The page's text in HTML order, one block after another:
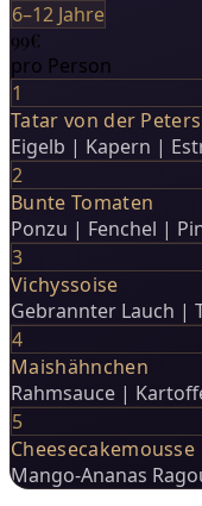
6–12 Jahre
99€
pro Person
1
Tatar von der
Eigelb | Kapern |
2
Bunte Tomaten
Ponzu | Fenchel |
3
Vichyssoise
Gebrannter Lauch |
4
Maishähnchen
Rahmsauce |
5
Cheesecakemousse
Mango-Ananas